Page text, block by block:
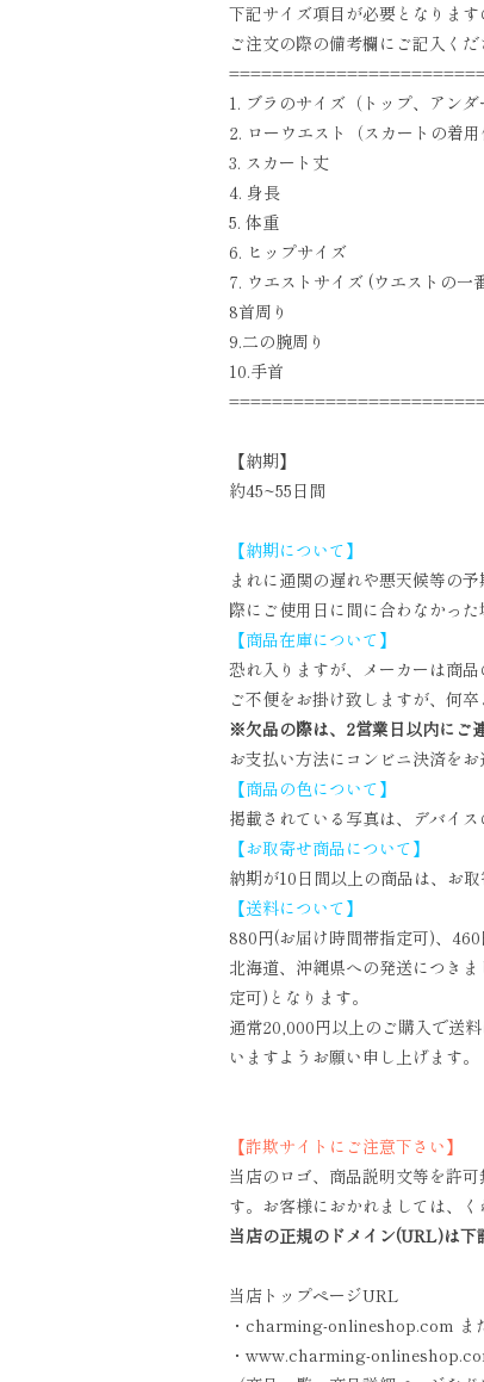
下記サイズ項目が必要となります
ご注文の際の備考欄にご記入くだ
1. ブラのサイズ（トップ、アン
2. ローウエスト（スカートの着用
3. スカート丈
4. 身長
5. 体重
6. ヒップサイズ
7. ウエストサイズ (ウエストの一
8首周り
9.二の腕周り
10.手首
【納期】
約45~55日間
【納期について】
まれに通関の遅れや悪天候等の
際にご使用日に間に合わなかっ
【商品在庫について】
恐れ入りますが、メーカーは商
ご不便をお掛け致しますが、何
※欠品の際は、2営業日以内にご
お支払い方法にコンビニ決済を
【商品の色について】
掲載されている写真は、デバイ
【お取寄せ商品について】
納期が10日間以上の商品は、お取
【送料について】
880円(お届け時間帯指定可)、
北海道、沖縄県への発送につき
定可)となります。
通常20,000円以上のご購入で送
いますようお願い申し上げます。
【詐欺サイトにご注意下さい】
当店のロゴ、商品説明文等を許
す。お客様におかれましては、
当店の正規のドメイン(URL)は下
当店トップページURL
・charming-onlineshop.com ま
・www.charming-